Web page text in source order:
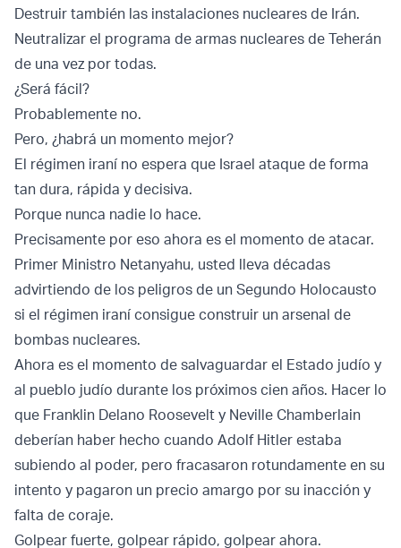
Destruir también las instalaciones nucleares de Irán.
Neutralizar el programa de armas nucleares de Teherán
de una vez por todas.
¿Será fácil?
Probablemente no.
Pero, ¿habrá un momento mejor?
El régimen iraní no espera que Israel ataque de forma
tan dura, rápida y decisiva.
Porque nunca nadie lo hace.
Precisamente por eso ahora es el momento de atacar.
Primer Ministro Netanyahu, usted lleva décadas
advirtiendo de los peligros de un Segundo Holocausto
si el régimen iraní consigue construir un arsenal de
bombas nucleares.
Ahora es el momento de salvaguardar el Estado judío y
al pueblo judío durante los próximos cien años. Hacer lo
que Franklin Delano Roosevelt y Neville Chamberlain
deberían haber hecho cuando Adolf Hitler estaba
subiendo al poder, pero fracasaron rotundamente en su
intento y pagaron un precio amargo por su inacción y
falta de coraje.
Golpear fuerte, golpear rápido, golpear ahora.